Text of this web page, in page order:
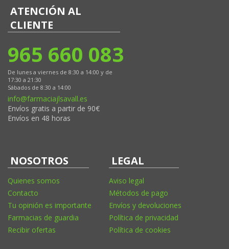
ATENCIÓN AL
CLIENTE
965 660 083
De lunes a viernes de 8:30 a 14:00 y de
17:30 a 21:30
Sábados de 8:30 a 14:00
info@farmaciajlsavall.es
Envíos gratis a partir de 90€
Envíos en 48 horas
NOSOTROS
Quienes somos
Contacto
Tu opinión es importante
Farmacias de guardia
Recibir ofertas
LEGAL
Aviso legal
Métodos de pago
Envíos y devoluciones
Política de privacidad
Política de cookies